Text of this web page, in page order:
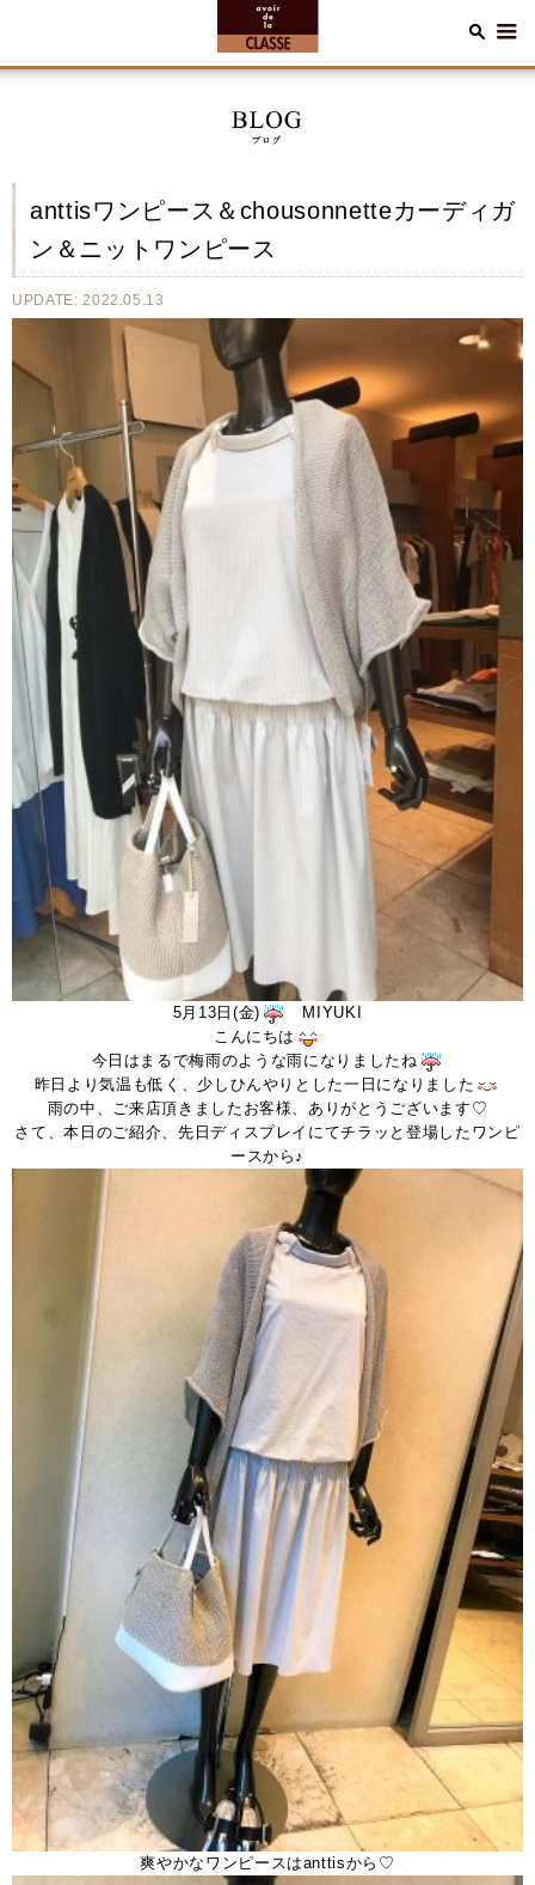
anttisワンピース＆chousonnetteカーディガ
ン＆ニットワンピース
UPDATE: 2022.05.13
5月13日(金)
MIYUKI
こんにちは
今日はまるで梅雨のような雨になりましたね
昨日より気温も低く、少しひんやりとした一日になりました
雨の中、ご来店頂きましたお客様、ありがとうございます♡
さて、本日のご紹介、先日ディスプレイにてチラッと登場したワンピ
ースから♪
爽やかなワンピースはanttisから♡